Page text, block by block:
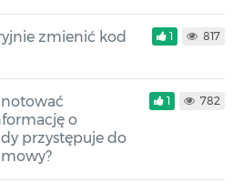
zmienić kod
1 817
o
przystępuje do
1 782